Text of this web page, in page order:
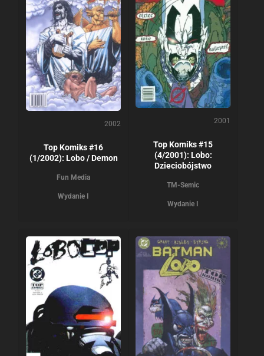
2002
Top Komiks #16
(1/2002): Lobo / Demon
Fun Media
Wydanie I
2001
Top Komiks #15
(4/2001): Lobo:
Dzieciobójstwo
TM-Semic
Wydanie I